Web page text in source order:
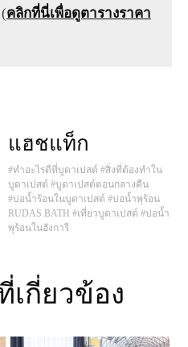
คลิกที่นี่เพื่อดูตารางราคา
แฮชแท็ก
#ทำอะไรดีที่บูดาเปสต์ #สิ่งที่ต้องทำใน
บูดาเปสต์ #บูดาเปสต์ตอนกลางคืน
#บ่อน้ำร้อนในบูดาเปสต์ #บ่อน้ำพุร้อน
RUDAS BATH #เที่ยวบูดาเปสต์ #บ่อน้ำ
พุร้อนในฮังการี
เกี่ยวข้อง